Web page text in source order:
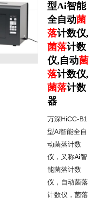
型Ai智能
全自动菌
落计数仪,
菌落计数
仪,自动菌
落计数仪,
菌落计数
器
万深HiCC-B1
型Ai智能全自
动菌落计数
仪，又称Ai智
能菌落计数
仪，自动菌落
计数仪，菌落